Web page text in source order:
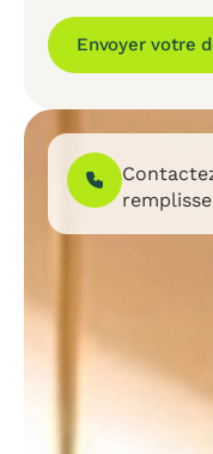
Envoyer votre